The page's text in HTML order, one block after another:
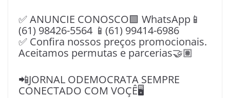
✅ ANUNCIE CONOSCO🟩 WhatsApp📱
(61) 98426-5564 📱(61) 99414-6986
✅ Confira nossos preços promocionais.
Aceitamos permutas e parcerias🤝🏽
📲JORNAL ODEMOCRATA SEMPRE
CONECTADO COM VOÇÊ🖥️